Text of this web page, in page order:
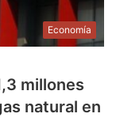
Economía
millones
natural en